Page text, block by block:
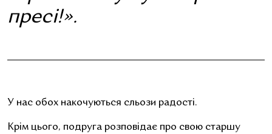
пресі!».
У нас обох накочуються сльози радості.
Крім цього, подруга розповідає про свою старшу